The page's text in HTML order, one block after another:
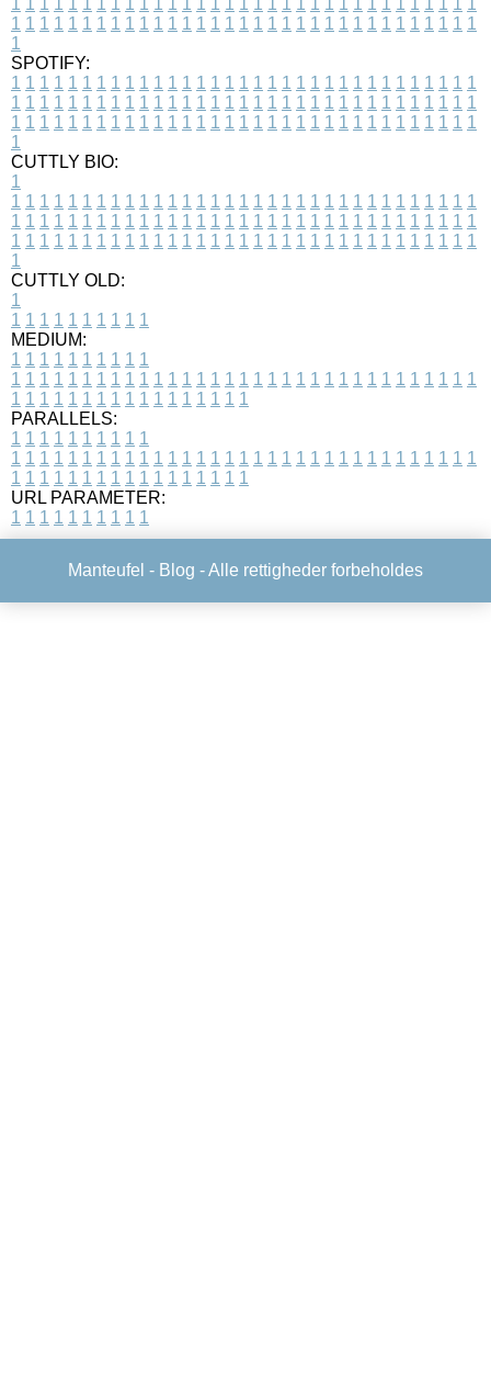
1 1 1 1 1 1 1 1 1 1 1 1 1 1 1 1 1 1 1 1 1 1 1 1 1 1 1 1 1 1 1 1 1
1 1 1 1 1 1 1 1 1 1 1 1 1 1 1 1 1 1 1 1 1 1 1 1 1 1 1 1 1 1 1 1 1
1
SPOTIFY:
1 1 1 1 1 1 1 1 1 1 1 1 1 1 1 1 1 1 1 1 1 1 1 1 1 1 1 1 1 1 1 1 1
1 1 1 1 1 1 1 1 1 1 1 1 1 1 1 1 1 1 1 1 1 1 1 1 1 1 1 1 1 1 1 1 1
1 1 1 1 1 1 1 1 1 1 1 1 1 1 1 1 1 1 1 1 1 1 1 1 1 1 1 1 1 1 1 1 1
1
CUTTLY BIO:
1
1 1 1 1 1 1 1 1 1 1 1 1 1 1 1 1 1 1 1 1 1 1 1 1 1 1 1 1 1 1 1 1 1
1 1 1 1 1 1 1 1 1 1 1 1 1 1 1 1 1 1 1 1 1 1 1 1 1 1 1 1 1 1 1 1 1
1 1 1 1 1 1 1 1 1 1 1 1 1 1 1 1 1 1 1 1 1 1 1 1 1 1 1 1 1 1 1 1 1
1
CUTTLY OLD:
1
1 1 1 1 1 1 1 1 1 1
MEDIUM:
1 1 1 1 1 1 1 1 1 1
1 1 1 1 1 1 1 1 1 1 1 1 1 1 1 1 1 1 1 1 1 1 1 1 1 1 1 1 1 1 1 1 1
1 1 1 1 1 1 1 1 1 1 1 1 1 1 1 1 1
PARALLELS:
1 1 1 1 1 1 1 1 1 1
1 1 1 1 1 1 1 1 1 1 1 1 1 1 1 1 1 1 1 1 1 1 1 1 1 1 1 1 1 1 1 1 1
1 1 1 1 1 1 1 1 1 1 1 1 1 1 1 1 1
URL PARAMETER:
1 1 1 1 1 1 1 1 1 1
Manteufel - Blog - Alle rettigheder forbeholdes